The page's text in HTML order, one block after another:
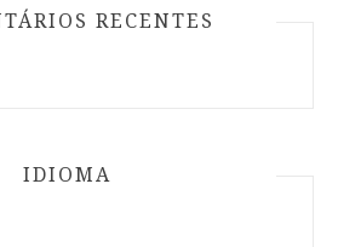
RECENTES
IDIOMA